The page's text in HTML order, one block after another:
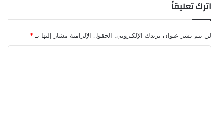
اترك تعليقاً
لن يتم نشر عنوان بريدك الإلكتروني. الحقول الإلزامية مشار إليها بـ *